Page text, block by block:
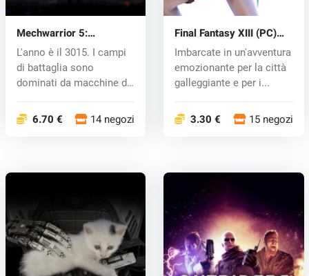
Mechwarrior 5:
Mercenaries (PC) key
L'anno è il 3015. I campi
di battaglia sono
dominati da macchine da
6.70 € 14 negozi
Final Fantasy XIII (PC)
CD key
Imbarcate in un'avventura
emozionante per la città
galleggiante e per i...
3.30 € 15 negozi